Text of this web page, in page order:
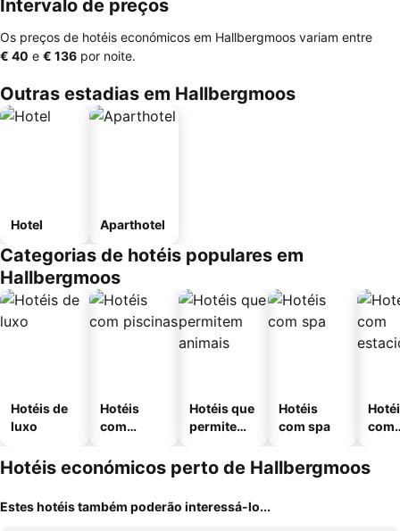
Intervalo de preços
Os preços de hotéis económicos em Hallbergmoos variam entre
‎€ 40 e ‎€ 136 por noite.
Outras estadias em Hallbergmoos
Hotel Aparthotel
Categorias de hotéis populares em
Hallbergmoos
Hotéis de
luxo
Hotéis
com
Hotéis que
permitem
Hotéis
com spa
com
Hotéis económicos perto de Hallbergmoos
Estes hotéis também poderão interessá-lo...